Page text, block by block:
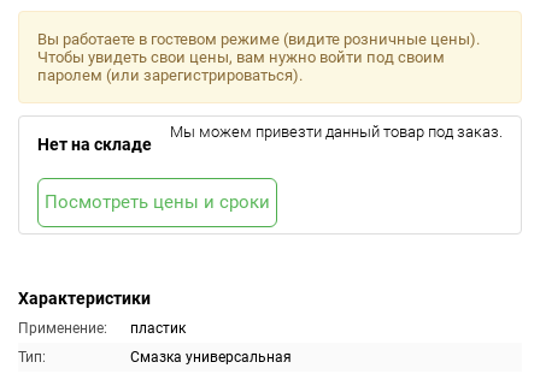
Характеристики
Применение:
пластик
Тип:
Смазка универсальная
Вы работаете в гостевом режиме (видите розничные цены).
Чтобы увидеть свои цены, вам нужно войти под своим
паролем (или зарегистрироваться).
Нет на складе
Мы можем привезти данный товар под заказ.
Посмотреть цены и сроки